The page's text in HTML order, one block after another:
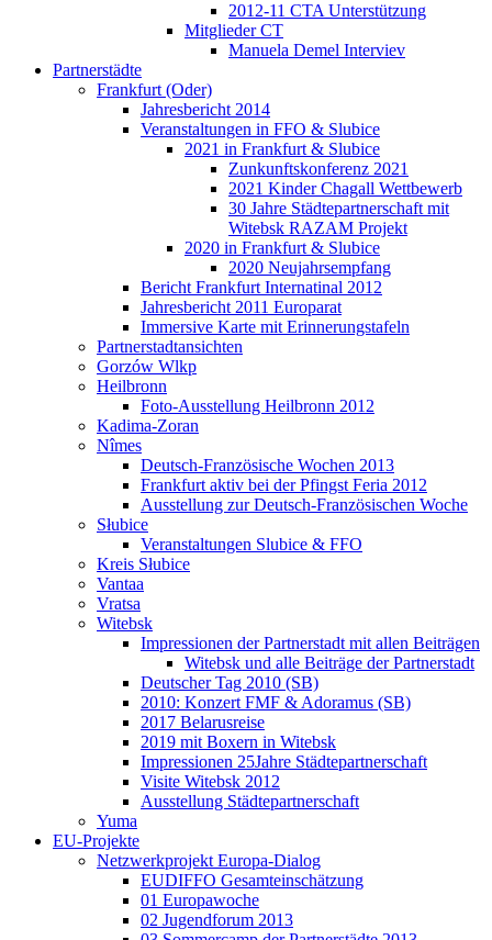
2012-11 CTA Unterstützung
Mitglieder CT
Manuela Demel Interviev
Partnerstädte
Frankfurt (Oder)
Jahresbericht 2014
Veranstaltungen in FFO & Slubice
2021 in Frankfurt & Slubice
Zunkunftskonferenz 2021
2021 Kinder Chagall Wettbewerb
30 Jahre Städtepartnerschaft mit
Witebsk RAZAM Projekt
2020 in Frankfurt & Slubice
2020 Neujahrsempfang
Bericht Frankfurt Internatinal 2012
Jahresbericht 2011 Europarat
Immersive Karte mit Erinnerungstafeln
Partnerstadtansichten
Gorzów Wlkp
Heilbronn
Foto-Ausstellung Heilbronn 2012
Kadima-Zoran
Nîmes
Deutsch-Französische Wochen 2013
Frankfurt aktiv bei der Pfingst Feria 2012
Ausstellung zur Deutsch-Französischen Woche
Słubice
Veranstaltungen Slubice & FFO
Kreis Słubice
Vantaa
Vratsa
Witebsk
Impressionen der Partnerstadt mit allen Beiträgen
Witebsk und alle Beiträge der Partnerstadt
Deutscher Tag 2010 (SB)
2010: Konzert FMF & Adoramus (SB)
2017 Belarusreise
2019 mit Boxern in Witebsk
Impressionen 25Jahre Städtepartnerschaft
Visite Witebsk 2012
Ausstellung Städtepartnerschaft
Yuma
EU-Projekte
Netzwerkprojekt Europa-Dialog
EUDIFFO Gesamteinschätzung
01 Europawoche
02 Jugendforum 2013